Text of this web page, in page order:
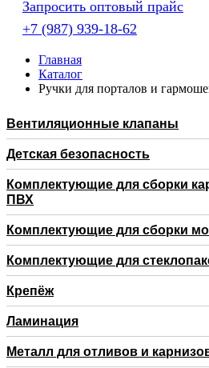
Запросить оптовый прайс
+7 (987) 939-18-62
Главная
Каталог
Ручки для порталов и
Вентиляционные клапаны
Детская безопасность
Комплектующие для сборки
ПВХ
Комплектующие для сборки
Комплектующие для
Крепёж
Ламинация
Металл для отливов и